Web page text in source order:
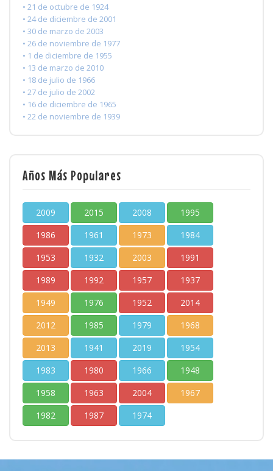
• 21 de octubre de 1924
• 24 de diciembre de 2001
• 30 de marzo de 2003
• 26 de noviembre de 1977
• 1 de diciembre de 1955
• 13 de marzo de 2010
• 18 de julio de 1966
• 27 de julio de 2002
• 16 de diciembre de 1965
• 22 de noviembre de 1939
Años Más Populares
2009 2015 2008
1995
1986
1961 1973
1984
1953
1932 2003
1991
1989
1992 1957
1937
1949
1976 1952
2014
2012
1985 1979
1968
2013
1941 2019
1954
1983
1980 1966
1948
1958
1963 2004
1967
1982
1987 1974